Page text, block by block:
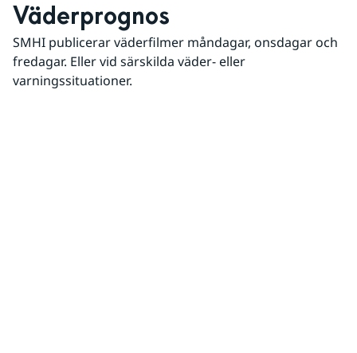
Väderprognos
SMHI publicerar väderfilmer måndagar, onsdagar och
fredagar. Eller vid särskilda väder- eller
varningssituationer.